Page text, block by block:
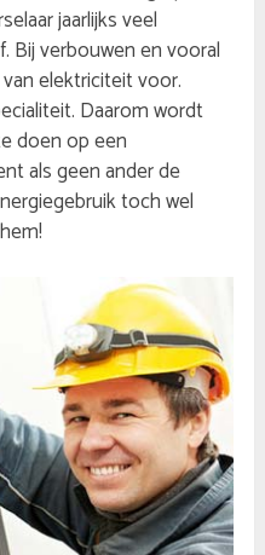
jaarlijks veel
Bij verbouwen en vooral
elektriciteit voor.
Daarom wordt
doen op een
als geen ander de
toch wel